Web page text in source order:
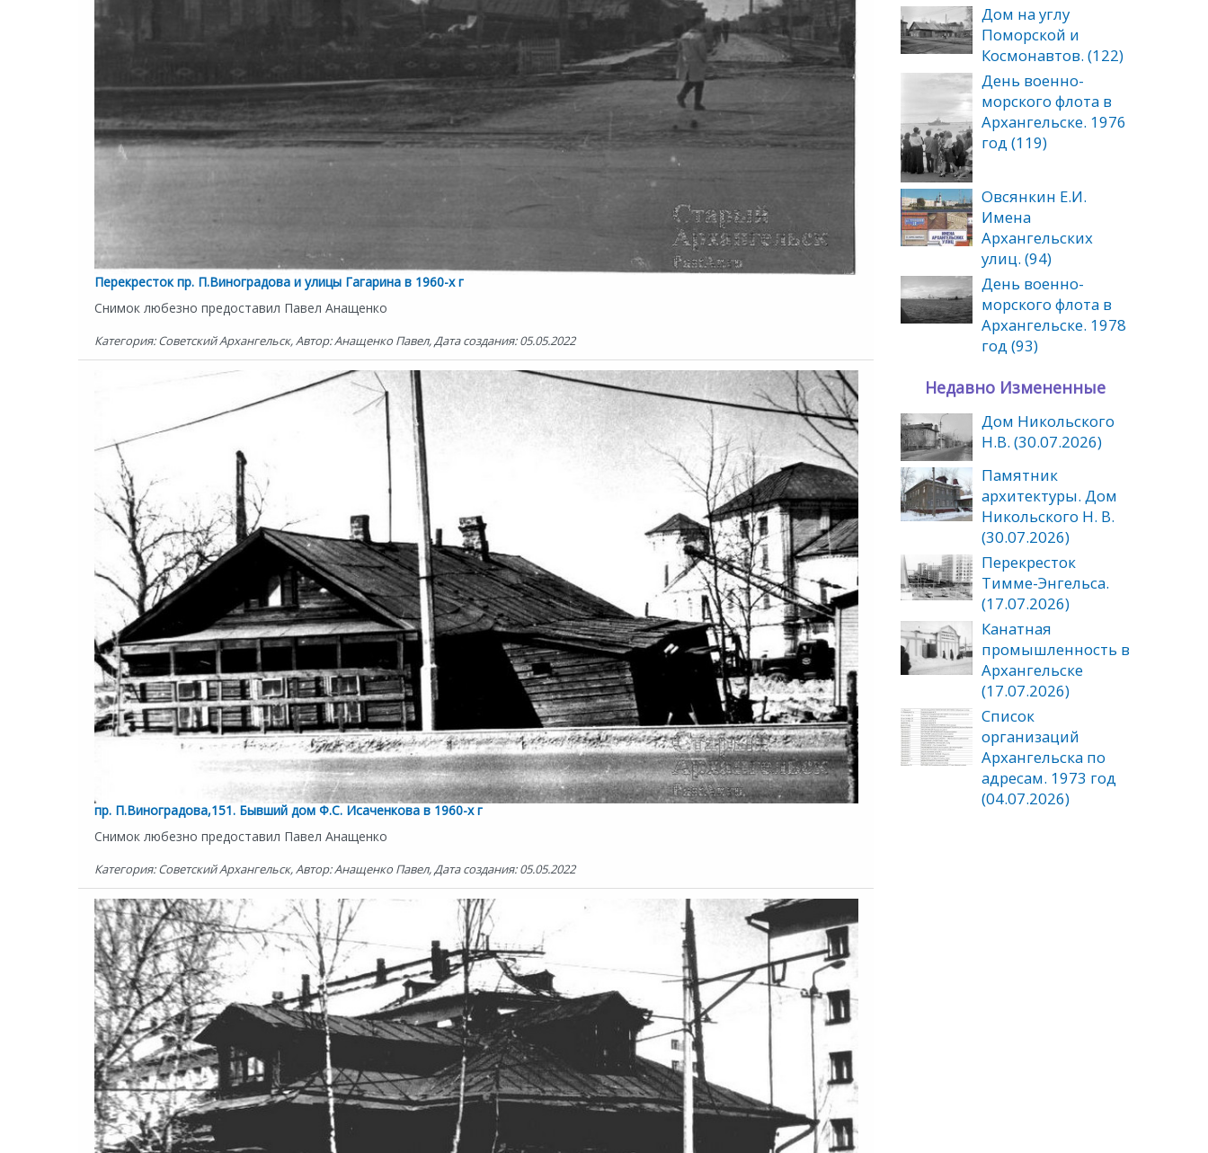
Перекресток пр. П.Виноградова и улицы Гагарина в 1960-х г
Снимок любезно предоставил Павел Анащенко
Категория: Советский Архангельск, Автор: Анащенко Павел, Дата создания: 05.05.2022
пр. П.Виноградова,151. Бывший дом Ф.С. Исаченкова в 1960-х г
Снимок любезно предоставил Павел Анащенко
Категория: Советский Архангельск, Автор: Анащенко Павел, Дата создания: 05.05.2022
Дом на углу
Поморской и
Космонавтов. (122)
День военно-
морского флота в
Архангельске. 1976
год (119)
Овсянкин Е.И.
Имена
Архангельских
улиц. (94)
День военно-
морского флота в
Архангельске. 1978
год (93)
Недавно Измененные
Дом Никольского
Н.В. (30.07.2026)
Памятник
архитектуры. Дом
Никольского Н. В.
(30.07.2026)
Перекресток
Тимме-Энгельса.
(17.07.2026)
Канатная
промышленность в
Архангельске
(17.07.2026)
Список
организаций
Архангельска по
адресам. 1973 год
(04.07.2026)